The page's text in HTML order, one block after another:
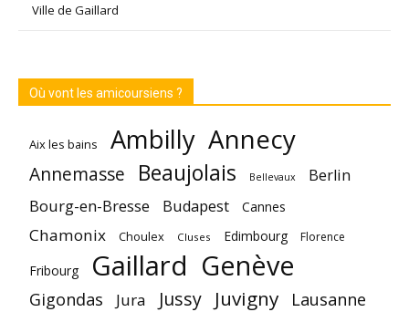
Ville de Gaillard
Où vont les amicoursiens ?
Aix les bains Ambilly Annecy
Annemasse Beaujolais Bellevaux Berlin
Bourg-en-Bresse Budapest Cannes
Chamonix Choulex Cluses Edimbourg Florence
Fribourg Gaillard Genève
Gigondas Jura Jussy Juvigny Lausanne